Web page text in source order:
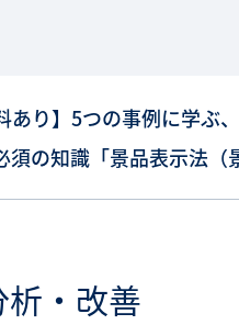
あり】5つの事例に学ぶ
須の知識「景品表示法（
・改善